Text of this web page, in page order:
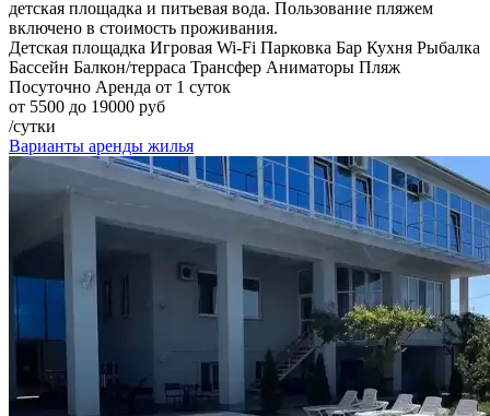
детская площадка и питьевая вода. Пользование пляжем
включено в стоимость проживания.
Детская площадка Игровая Wi-Fi Парковка Бар Кухня Рыбалка
Бассейн Балкон/терраса Трансфер Аниматоры Пляж
Посуточно Аренда от 1 суток
от 5500 до 19000 руб
/сутки
Варианты аренды жилья